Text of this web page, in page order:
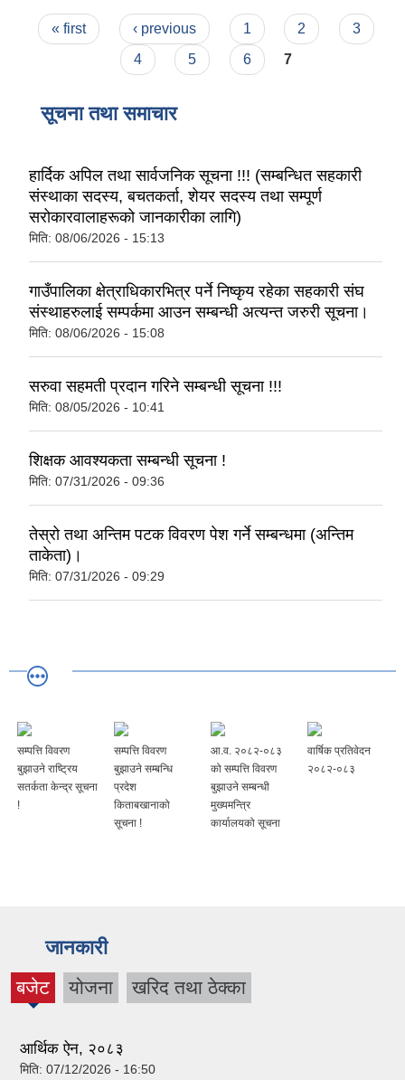
Pages
« first ‹ previous 1 2
3
4
5 6 7
सूचना तथा समाचार
हार्दिक अपिल तथा सार्वजनिक सूचना !!! (सम्बन्धित सहकारी
संस्थाका सदस्य, बचतकर्ता, शेयर सदस्य तथा सम्पूर्ण
सरोकारवालाहरूको जानकारीका लागि)
मिति: 08/06/2026 - 15:13
गाउँपालिका क्षेत्राधिकारभित्र पर्ने निष्कृय रहेका सहकारी संघ
संस्थाहरुलाई सम्पर्कमा आउन सम्बन्धी अत्यन्त जरुरी सूचना।
मिति: 08/06/2026 - 15:08
सरुवा सहमती प्रदान गरिने सम्बन्धी सूचना !!!
मिति: 08/05/2026 - 10:41
शिक्षक आवश्यकता सम्बन्धी सूचना !
मिति: 07/31/2026 - 09:36
तेस्रो तथा अन्तिम पटक विवरण पेश गर्ने सम्बन्धमा (अन्तिम
ताकेता)।
मिति: 07/31/2026 - 09:29
सम्पत्ति विवरण
बुझाउने राष्ट्रिय
सतर्कता केन्द्र सूचना
!
सम्पत्ति विवरण
बुझाउने सम्बन्धि
प्रदेश
किताबखानाको
सूचना !
आ.व. २०८२-०८३
को सम्पत्ति विवरण
बुझाउने सम्बन्धी
मुख्यमन्त्रि
कार्यालयको सूचना
वार्षिक प्रतिवेदन
२०८२-०८३
जानकारी
बजेट
(active
योजना खरिद तथा ठेक्का
आर्थिक ऐन, २०८३
मिति: 07/12/2026 - 16:50